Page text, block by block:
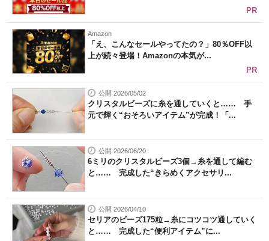
PR
Amazon
「え、こんなセールやってたの？」80％OFF以
上が続々登場！Amazonの本気が...
PR
公開 2026/05/02
クリスタルビーズに糸を通していくと…… 手
元で輝く“おそろいアイテム”が完成！「...
公開 2026/06/20
6ミリのクリスタルビーズ3個→糸を通して編む
と…… 完成した“きらめくアクセサリ...
公開 2026/04/10
セリアのビーズ175粒→糸にコツコツ通していく
と…… 完成した“便利アイテム”に...